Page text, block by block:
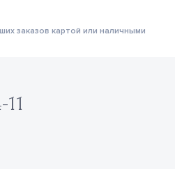
заказов картой или наличными